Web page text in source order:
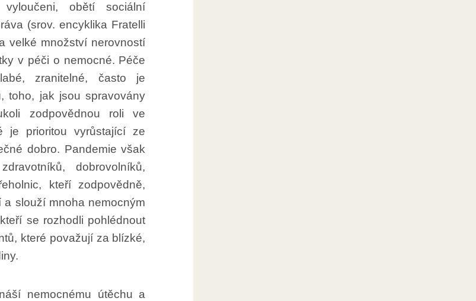
obětí sociální
(srov. encyklika Fratelli
velké množství nerovností
v péči o nemocné. Péče
zranitelné, často je
toho, jak jsou spravovány
zodpovědnou roli ve
je prioritou vyrůstající ze
dobro. Pandemie však
dobrovolníků,
kteří zodpovědně,
a slouží mnoha nemocným
se rozhodli pohlédnout
které považují za blízké,
nemocnému útěchu a